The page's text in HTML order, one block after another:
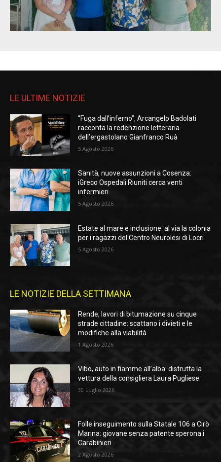
LE ULTIME NOTIZIE
“Fuga dall’inferno”, Arcangelo Badolati
racconta la redenzione letteraria
dell’ergastolano Gianfranco Ruà
5 Agosto 2026
Sanità, nuove assunzioni a Cosenza:
iGreco Ospedali Riuniti cerca venti
infermieri
5 Agosto 2026
Estate al mare e inclusione: al via la colonia
per i ragazzi del Centro Neurolesi di Locri
5 Agosto 2026
LE NOTIZIE DELLA SETTIMANA
Rende, lavori di bitumazione su cinque
strade cittadine: scattano i divieti e le
modifiche alla viabilità
1 Agosto 2026
Vibo, auto in fiamme all’alba: distrutta la
vettura della consigliera Laura Pugliese
30 Luglio 2026
Folle inseguimento sulla Statale 106 a Cirò
Marina: giovane senza patente sperona i
Carabinieri
2 Agosto 2026